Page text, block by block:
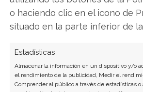
o haciendo clic en el icono de
situado en la parte inferior de
Estadísticas
Almacenar la información en un dispositivo y/o
el rendimiento de la publicidad, Medir el
Comprender al público a través de estadísticas o
SOBRE EL AUTOR